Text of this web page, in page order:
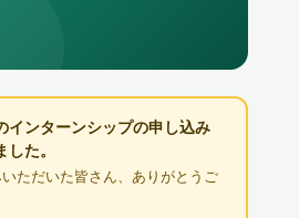
インターンシップの申し込み
た。
ただいた皆さん、ありがとうご